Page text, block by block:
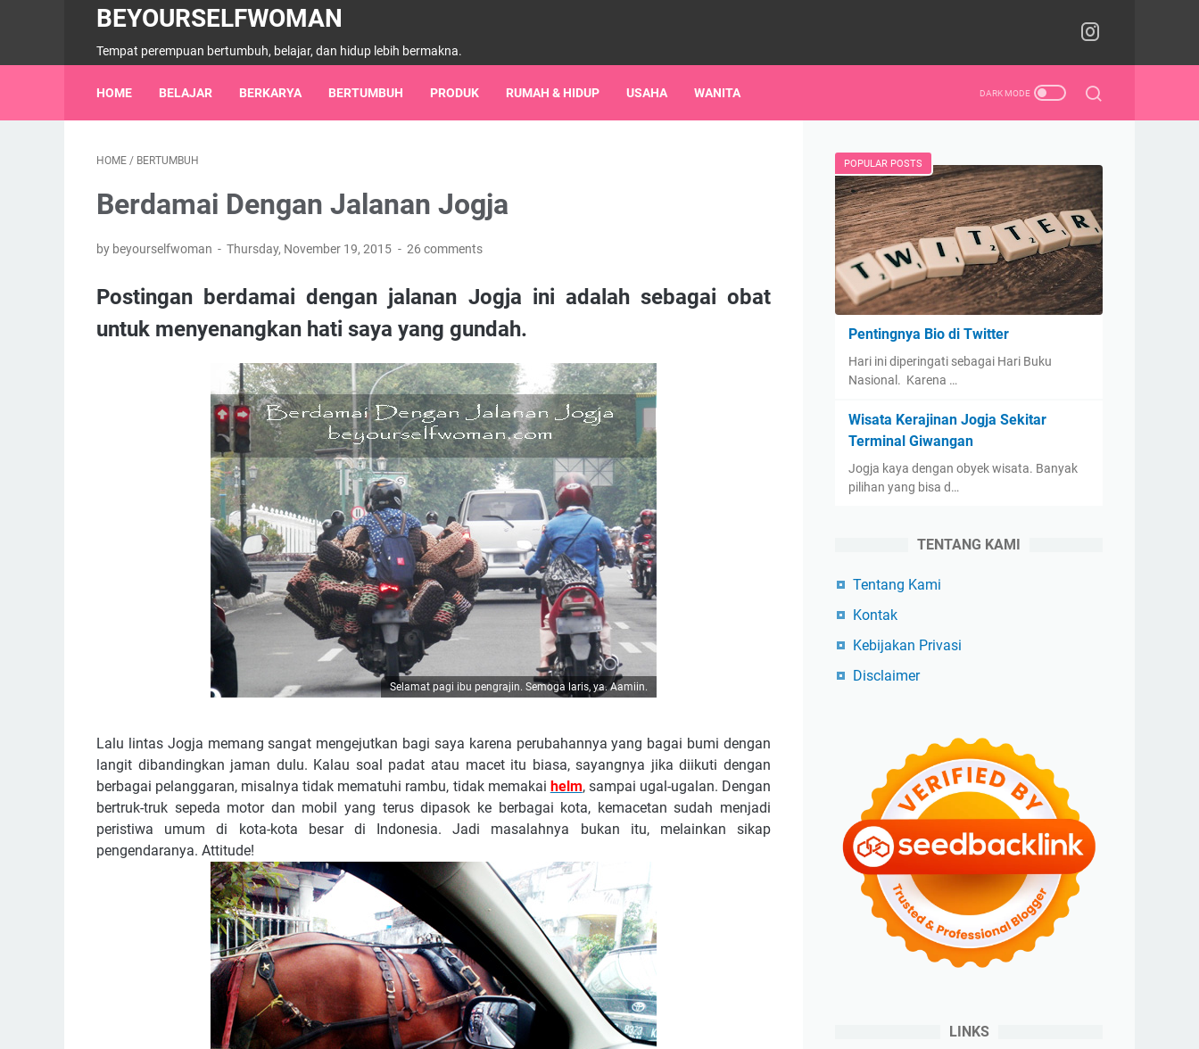
BEYOURSELFWOMAN
Tempat perempuan bertumbuh, belajar, dan hidup lebih bermakna.
HOME BELAJAR BERKARYA BERTUMBUH PRODUK RUMAH & HIDUP USAHA WANITA
HOME / BERTUMBUH
Berdamai Dengan Jalanan Jogja
by beyourselfwoman Thursday, November 19, 2015 26 comments
Postingan berdamai dengan jalanan Jogja ini adalah sebagai obat
untuk menyenangkan hati saya yang gundah.
Selamat pagi ibu pengrajin. Semoga laris, ya. Aamiin.
Lalu lintas Jogja memang sangat mengejutkan bagi saya karena perubahannya yang bagai bumi dengan
langit dibandingkan jaman dulu. Kalau soal padat atau macet itu biasa, sayangnya jika diikuti dengan
berbagai pelanggaran, misalnya tidak mematuhi rambu, tidak memakai helm, sampai ugal-ugalan. Dengan
bertruk-truk sepeda motor dan mobil yang terus dipasok ke berbagai kota, kemacetan sudah menjadi
peristiwa umum di kota-kota besar di Indonesia. Jadi masalahnya bukan itu, melainkan sikap
pengendaranya. Attitude!
POPULAR POSTS
Pentingnya Bio di Twitter
Hari ini diperingati sebagai Hari Buku
Nasional. Karena …
Wisata Kerajinan Jogja Sekitar
Terminal Giwangan
Jogja kaya dengan obyek wisata. Banyak
pilihan yang bisa d…
TENTANG KAMI
Tentang Kami
Kontak
Kebijakan Privasi
Disclaimer
LINKS